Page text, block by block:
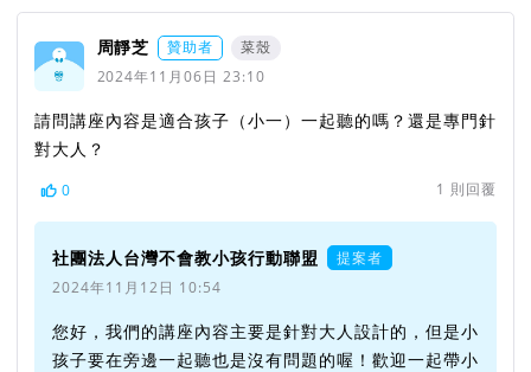
周靜芝 贊助者
菜殼
2024年11月06日 23:10
請問講座內容是適合孩子（小一）一起聽的嗎？還是專門針
對大人？
0 1 則回覆
社團法人台灣不會教小孩行動聯盟
提案者
2024年11月12日 10:54
您好，我們的講座內容主要是針對大人設計的，但是小
孩子要在旁邊一起聽也是沒有問題的喔！歡迎一起帶小